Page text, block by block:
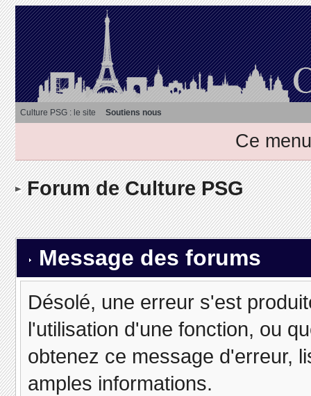
Culture PSG : le site Soutiens nous
Ce
Forum de Culture PSG
Message des forums
Désolé, une erreur s'est
l'utilisation d'une fonction, ou
obtenez ce message d'erreur,
amples informations.